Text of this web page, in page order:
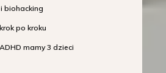
biohacking
po kroku
mamy 3 dzieci